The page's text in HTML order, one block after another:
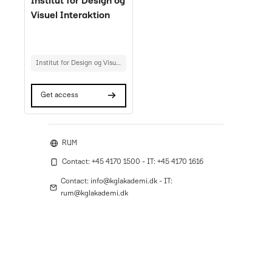
Visuel Interaktion
Get access
RUM
Contact: +45 4170 1500 - IT: +45 4170 1616
Contact: info@kglakademi.dk - IT:
rum@kglakademi.dk